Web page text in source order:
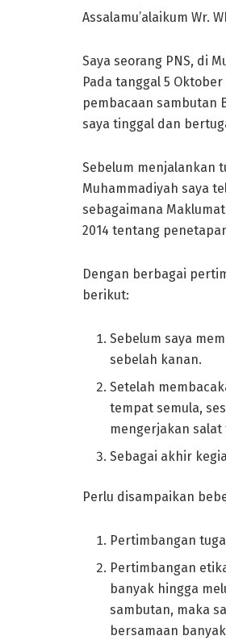
Assalamu’alaikum Wr.
Saya seorang PNS, di
Pada tanggal 5
pembacaan sambutan
saya tinggal dan
Sebelum menjalankan
Muhammadiyah saya
sebagaimana
2014 tentang
Dengan berbagai
berikut:
Sebelum saya
sebelah kanan.
Setelah
tempat semula,
mengerjakan
Sebagai akhir
Perlu disampaikan
Pertimbangan
Pertimbangan
banyak hingga
sambutan, maka
bersamaan